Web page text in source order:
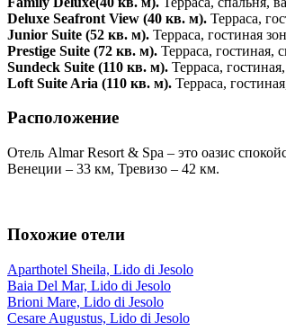
Deluxe Seafront View (40 кв. м). Терраса,
Junior Suite (52 кв. м). Терраса, гостиная
Prestige Suite (72 кв. м). Терраса,
Sundeck Suite (110 кв. м). Терраса,
Loft Suite Aria (110 кв. м). Терраса,
Расположение
Отель Almar Resort & Spa – это оазис
Венеции – 33 км, Тревизо – 42 км.
Похожие отели
Aparthotel Sheila, Lido di Jesolo
Baia Del Mar, Lido di Jesolo
Brioni Mare, Lido di Jesolo
Cesare Augustus, Lido di Jesolo